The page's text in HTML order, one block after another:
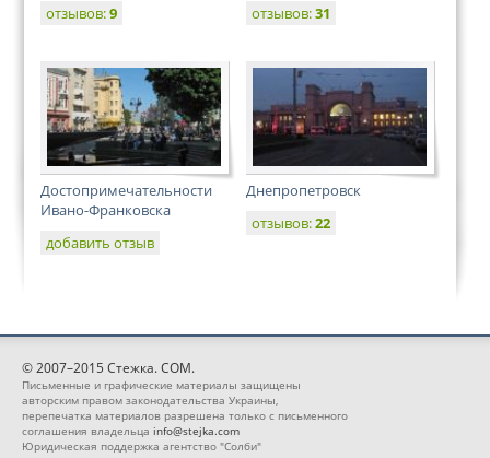
отзывов:9
отзывов:31
Достопримечательности
Ивано-Франковска
добавить отзыв
Днепропетровск
отзывов:22
© 2007–2015 Стежка. COM.
Письменные и графические материалы защищены
авторским правом законодательства Украины,
перепечатка материалов разрешена только с письменного
соглашения владельца info@stejka.com
Юридическая поддержка агентство "Солби"